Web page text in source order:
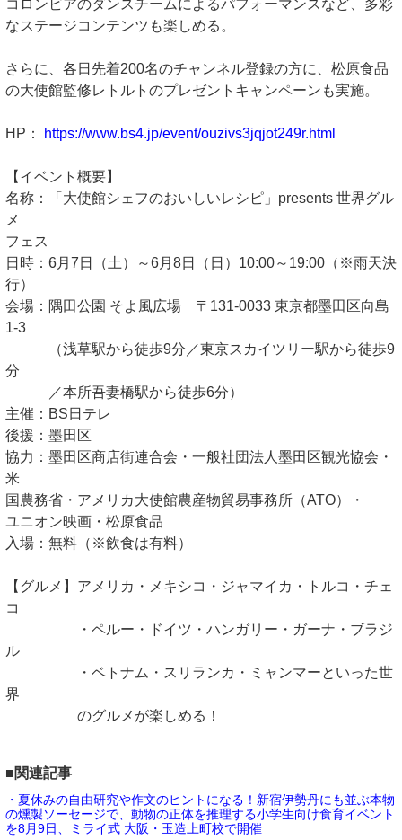
コロンビアのダンスチームによるパフォーマンスなど、多彩
なステージコンテンツも楽しめる。
さらに、各日先着200名のチャンネル登録の方に、松原食品
の大使館監修レトルトのプレゼントキャンペーンも実施。
HP： https://www.bs4.jp/event/ouzivs3jqjot249r.html
【イベント概要】
名称：「大使館シェフのおいしいレシピ」presents 世界グル
メ
フェス
日時：6月7日（土）～6月8日（日）10:00～19:00（※雨天決
行）
会場：隅田公園 そよ風広場 〒131-0033 東京都墨田区向島
1-3
（浅草駅から徒歩9分／東京スカイツリー駅から徒歩9
分
／本所吾妻橋駅から徒歩6分）
主催：BS日テレ
後援：墨田区
協力：墨田区商店街連合会・一般社団法人墨田区観光協会・
米
国農務省・アメリカ大使館農産物貿易事務所（ATO）・
ユニオン映画・松原食品
入場：無料（※飲食は有料）
【グルメ】アメリカ・メキシコ・ジャマイカ・トルコ・チェ
コ
・ペルー・ドイツ・ハンガリー・ガーナ・ブラジ
ル
・ベトナム・スリランカ・ミャンマーといった世
界
のグルメが楽しめる！
■関連記事
・夏休みの自由研究や作文のヒントになる！新宿伊勢丹にも並ぶ本物
の燻製ソーセージで、動物の正体を推理する小学生向け食育イベント
を8月9日、ミライ式 大阪・玉造上町校で開催